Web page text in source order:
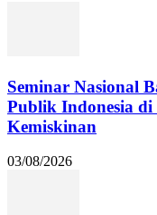
Seminar Nasional
Publik Indonesia di
Kemiskinan
03/08/2026